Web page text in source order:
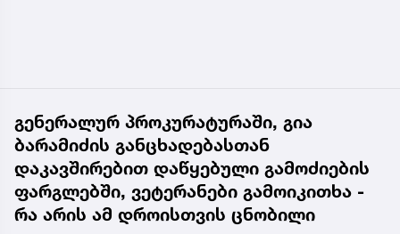
გენერალურ პროკურატურაში, გია
ბარამიძის განცხადებასთან
დაკავშირებით დაწყებული გამოძიების
ფარგლებში, ვეტერანები გამოიკითხა -
რა არის ამ დროისთვის ცნობილი